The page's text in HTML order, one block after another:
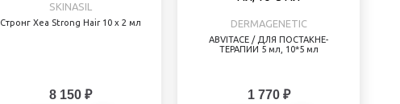
SKINASIL
Стронг Хеа Strong Hair 10 х 2 мл
8 150 ₽
DERMAGENETIC
ABVITACE / ДЛЯ ПОСТАКНЕ-
ТЕРАПИИ 5 мл, 10*5 мл
1 770 ₽